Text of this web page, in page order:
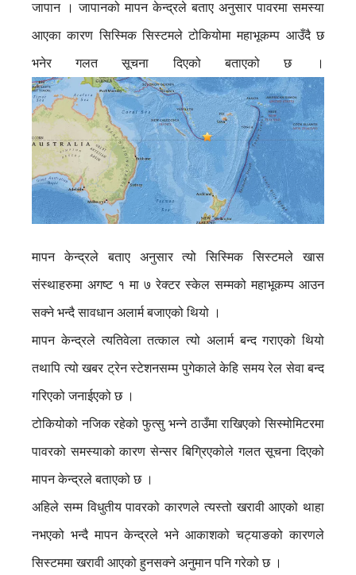
जापान । जापानको मापन केन्द्रले बताए अनुसार पावरमा समस्या
आएका कारण सिस्मिक सिस्टमले टोकियोमा महाभूकम्प आउँदै छ
भनेर गलत सूचना दिएको बताएको छ ।
मापन केन्द्रले बताए अनुसार त्यो सिस्मिक सिस्टमले खास
संस्थाहरुमा अगष्ट १ मा ७ रेक्टर स्केल सम्मको महाभूकम्प आउन
सक्ने भन्दै सावधान अलार्म बजाएको थियो ।
मापन केन्द्रले त्यतिवेला तत्काल त्यो अलार्म बन्द गराएको थियो
तथापि त्यो खबर ट्रेन स्टेशनसम्म पुगेकाले केहि समय रेल सेवा बन्द
गरिएको जनाईएको छ ।
टोकियोको नजिक रहेको फुत्सु भन्ने ठाउँमा राखिएको सिस्मोमिटरमा
पावरको समस्याको कारण सेन्सर बिग्रिएकोले गलत सूचना दिएको
मापन केन्द्रले बताएको छ ।
अहिले सम्म विधुतीय पावरको कारणले त्यस्तो खरावी आएको थाहा
नभएको भन्दै मापन केन्द्रले भने आकाशको चट्याङको कारणले
सिस्टममा खरावी आएको हुनसक्ने अनुमान पनि गरेको छ ।